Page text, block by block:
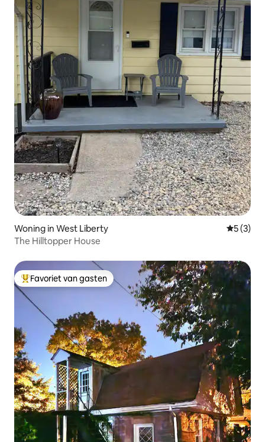
Woning in West Liberty
5 (3)
The Hilltopper House
Topfavoriet van gasten
Favoriet van gasten